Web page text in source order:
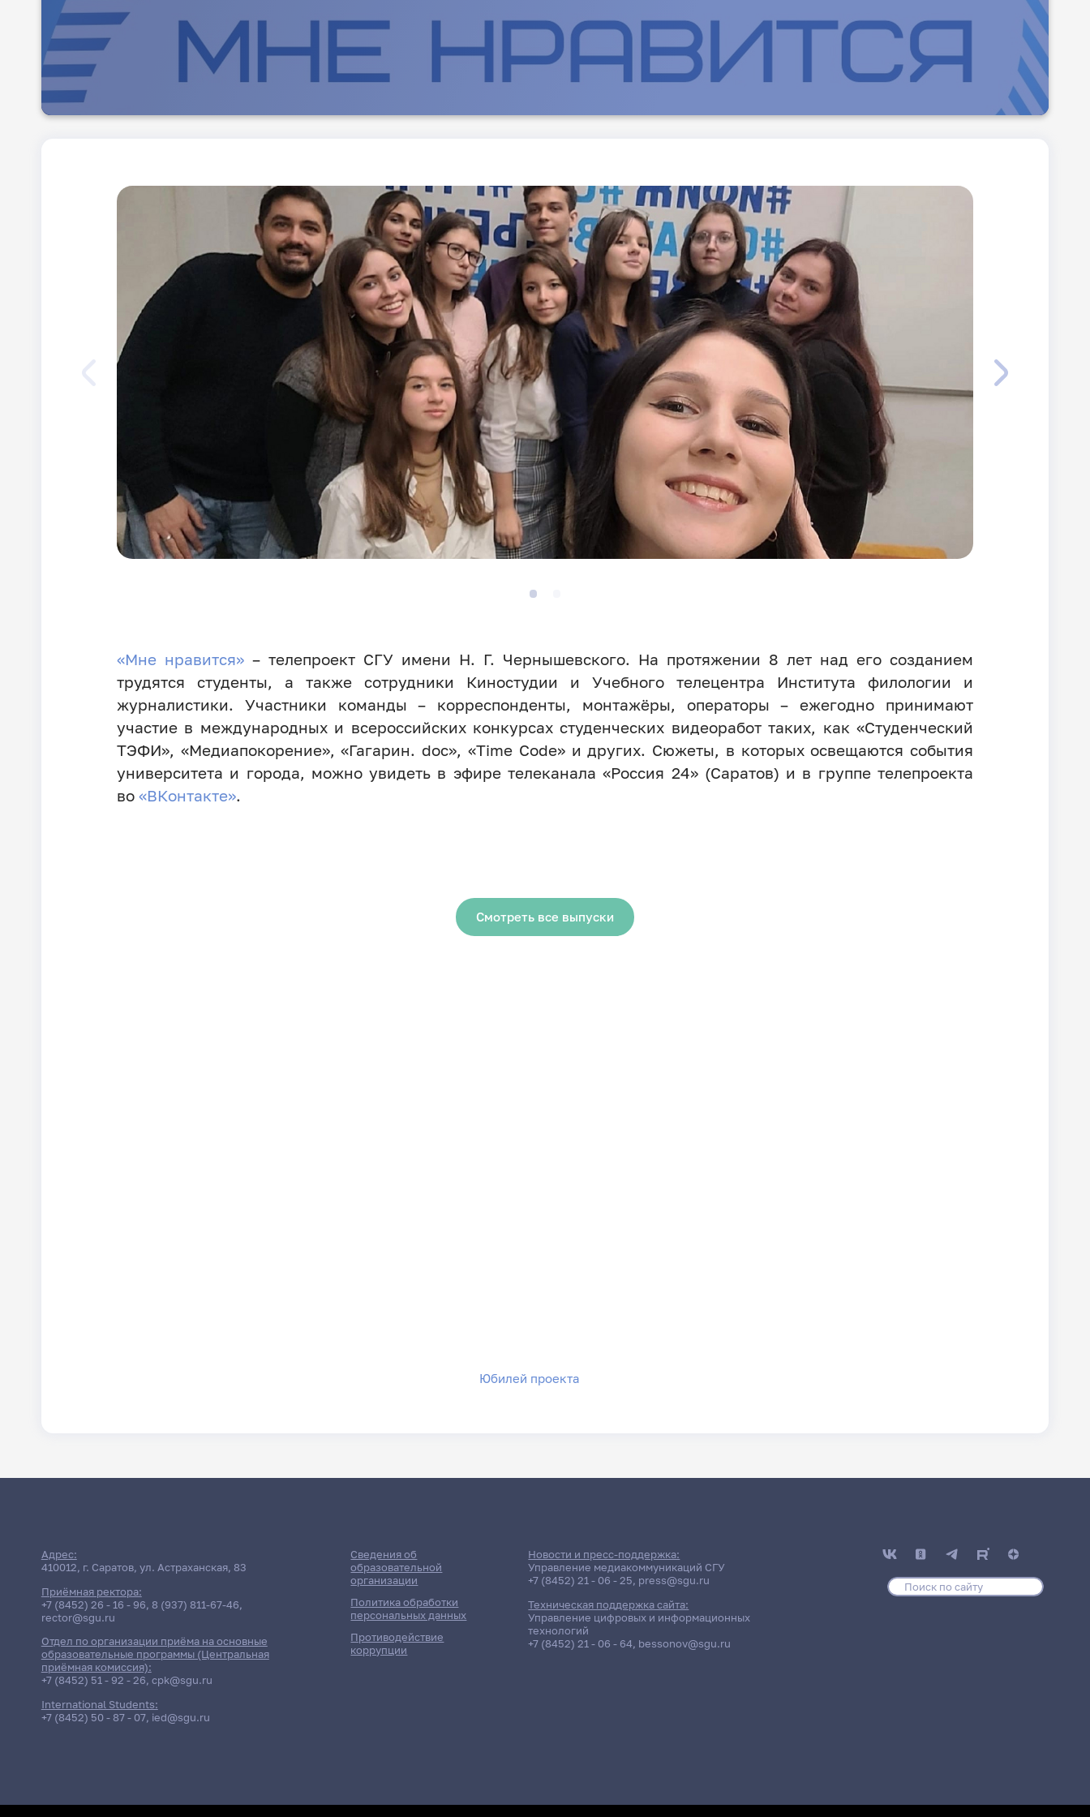
«Мне нравится»– телепроект СГУ имени Н. Г. Чернышевского. На протяжении 8 лет над его созданием
трудятся студенты, а также сотрудники Киностудии и Учебного телецентра Института филологии и
журналистики. Участники команды – корреспонденты, монтажёры, операторы – ежегодно принимают
участие в международных и всероссийских конкурсах студенческих видеоработ таких, как «Студенческий
ТЭФИ», «Медиапокорение», «Гагарин. doc», «Time Code» и других. Сюжеты, в которых освещаются события
университета и города, можно увидеть в эфире телеканала «Россия 24» (Саратов) и в группе телепроекта
во «ВКонтакте».
Смотреть все выпуски
Юбилей проекта
Адрес:
410012, г. Саратов, ул. Астраханская, 83
Приёмная ректора:
+7 (8452) 26 - 16 - 96, 8 (937) 811-67-46,
rector@sgu.ru
Отдел по организации приёма на основные
образовательные программы (Центральная
приёмная комиссия):
+7 (8452) 51 - 92 - 26, cpk@sgu.ru
International Students:
+7 (8452) 50 - 87 - 07, ied@sgu.ru
Сведения об
образовательной
организации
Политика обработки
персональных данных
Противодействие
коррупции
Новости и пресс-поддержка:
Управление медиакоммуникаций СГУ
+7 (8452) 21 - 06 - 25, press@sgu.ru
Техническая поддержка сайта:
Управление цифровых и информационных
технологий
+7 (8452) 21 - 06 - 64, bessonov@sgu.ru